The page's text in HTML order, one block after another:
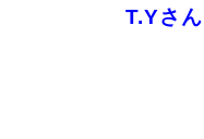
T.Yさん